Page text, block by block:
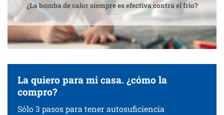
¿La bomba de calor siempre es efectiva contra el frío?
La quiero para mi casa. ¿cómo la
compro?
Sólo 3 pasos para tener autosuficiencia